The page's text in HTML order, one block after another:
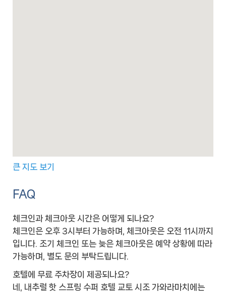
큰 지도 보기
FAQ
체크인과 체크아웃 시간은 어떻게 되나요?
체크인은 오후 3시부터 가능하며, 체크아웃은 오전 11시까지
입니다. 조기 체크인 또는 늦은 체크아웃은 예약 상황에 따라
가능하며, 별도 문의 부탁드립니다.
호텔에 무료 주차장이 제공되나요?
네, 내추럴 핫 스프링 수퍼 호텔 교토 시조 가와라마치에는